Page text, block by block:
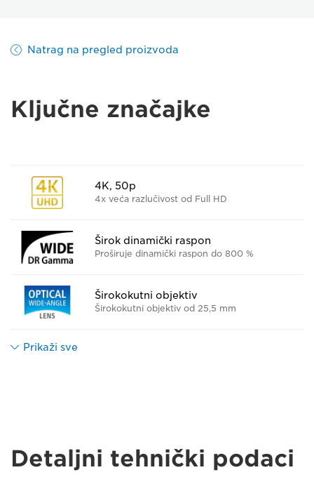
Natrag na pregled proizvoda
Ključne značajke
4K, 50p
4x veća razlučivost od Full HD
Širok dinamički raspon
Proširuje dinamički raspon do 800 %
Širokokutni objektiv
Širokokutni objektiv od 25,5 mm
Prikaži sve
Detaljni tehnički podaci